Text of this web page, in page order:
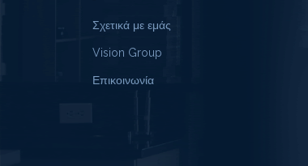
Σχετικά με εμάς
Vision Group
Επικοινωνία